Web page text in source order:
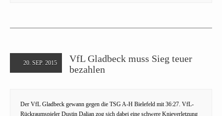
20. SEP. 2015
VfL Gladbeck muss Sieg teuer
bezahlen
Der VfL Gladbeck gewann gegen die TSG A-H Bielefeld mit 36:27. VfL-
Rückraumspieler Dustin Dalian zog sich dabei eine schwere Knieverletzung